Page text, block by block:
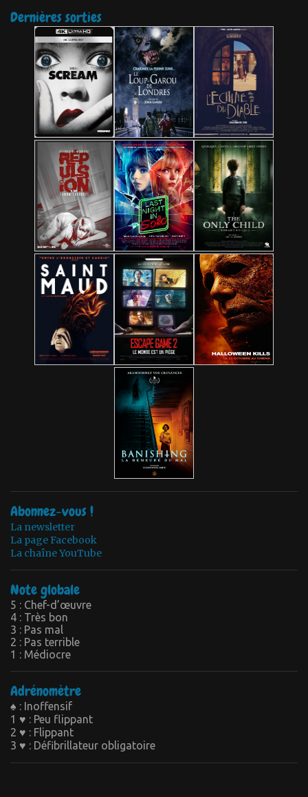
Dernières sorties
Abonnez-vous !
La newsletter
La page Facebook
La chaîne YouTube
Note globale
5 : Chef-d’œuvre
4 : Très bon
3 : Pas mal
2 : Pas terrible
1 : Médiocre
Adrénomètre
♠ : Inoffensif
1 ♥ : Peu flippant
2 ♥ : Flippant
3 ♥ : Défibrillateur obligatoire